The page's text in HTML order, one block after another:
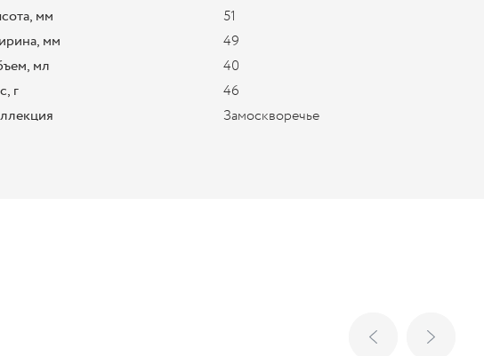
мм
51
мм
49
мл
40
г
46
Замоскворечье